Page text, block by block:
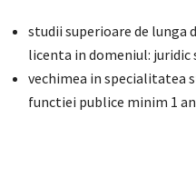
studii superioare de lunga
licenta in domeniul: juridic
vechimea in specialitatea
functiei publice minim 1 an